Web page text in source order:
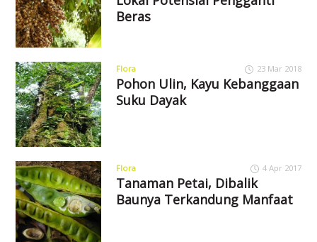
Beras
Flora 23 Mar 2018
Pohon Ulin, Kayu Kebanggaan
Suku Dayak
Flora 4 Apr 2017
Tanaman Petai, Dibalik
Baunya Terkandung Manfaat